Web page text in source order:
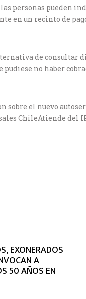
personas pueden
en un recinto de
de consultar
no haber
el nuevo
ChileAtiende del
EXONERADOS
A
50 AÑOS EN